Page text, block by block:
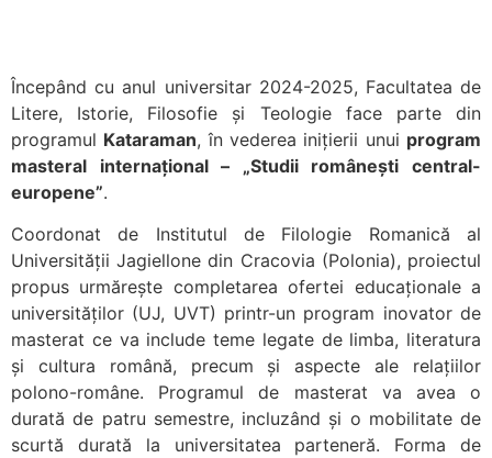
Începând cu anul universitar 2024-2025, Facultatea de
Litere, Istorie, Filosofie și Teologie face parte din
programul Kataraman, în vederea inițierii unui program
masteral internațional – „Studii românești central-
europene”.
Coordonat de Institutul de Filologie Romanică al
Universității Jagiellone din Cracovia (Polonia), proiectul
propus urmărește completarea ofertei educaționale a
universităților (UJ, UVT) printr-un program inovator de
masterat ce va include teme legate de limba, literatura
și cultura română, precum și aspecte ale relațiilor
polono-române. Programul de masterat va avea o
durată de patru semestre, incluzând și o mobilitate de
scurtă durată la universitatea parteneră. Forma de